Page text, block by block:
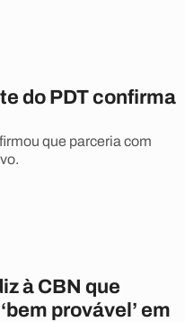
do PDT confirma
que parceria com
à CBN que
provável’ em